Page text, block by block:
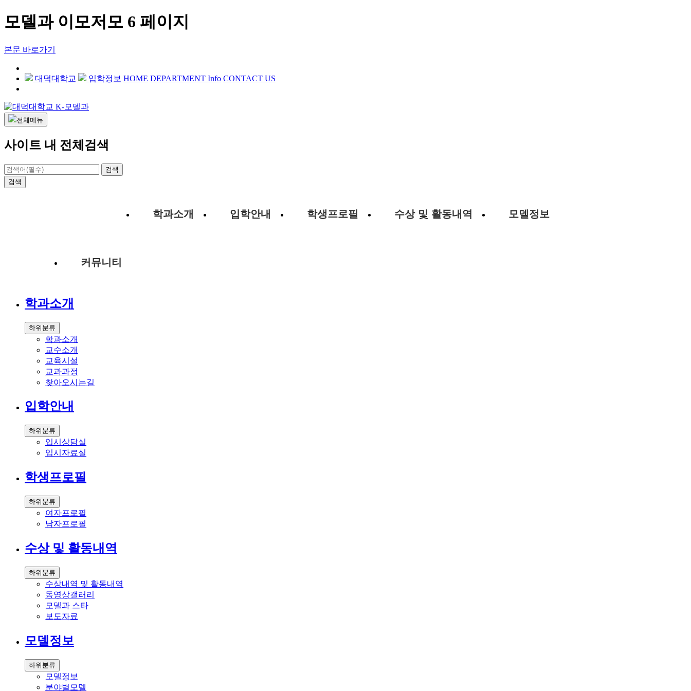
모델과 이모저모 6 페이지
본문 바로가기
대덕대학교 입학정보 HOME DEPARTMENT Info CONTACT US
전체메뉴
사이트 내 전체검색
검색
검색
학과소개 입학안내 학생프로필 수상 및 활동내역 모델정보
커뮤니티
학과소개
하위분류
학과소개
교수소개
교육시설
교과과정
찾아오시는길
입학안내
하위분류
입시상담실
입시자료실
학생프로필
하위분류
여자프로필
남자프로필
수상 및 활동내역
하위분류
수상내역 및 활동내역
동영상갤러리
모델과 스타
보도자료
모델정보
하위분류
모델정보
분야별모델